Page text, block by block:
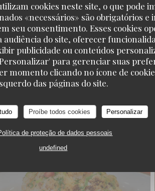
cookies neste site, o que pode
«necessários» são obrigatórios
seu consentimento. Esses cookies
audiência do site, oferecer
publicidade ou conteúdos
para gerenciar suas
momento clicando no ícone de
das páginas do site.
Proíbe todos cookies Personalizar
de proteção de dados pessoais
undefined
TAVLINE